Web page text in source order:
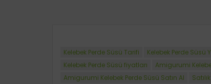
Kelebek Perde Süsü Tarifi Kelebek Perde Süsü
Kelebek Perde Süsü fiyatları
Amigurumi
Amigurumi Kelebek Perde Süsü Satın Al